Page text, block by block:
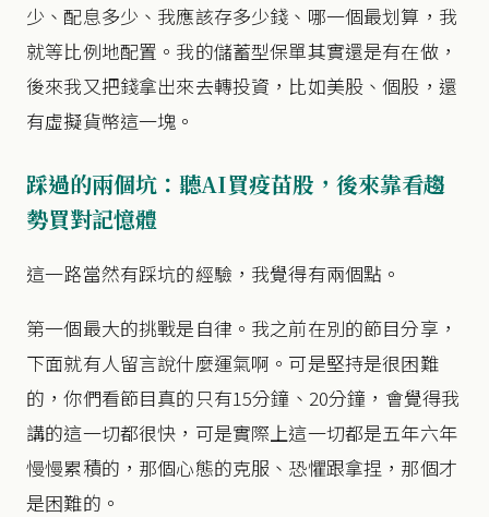
少、配息多少、我應該存多少錢、哪一個最划算，我
就等比例地配置。我的儲蓄型保單其實還是有在做，
後來我又把錢拿出來去轉投資，比如美股、個股，還
有虛擬貨幣這一塊。
踩過的兩個坑：聽AI買疫苗股，後來靠看趨
勢買對記憶體
這一路當然有踩坑的經驗，我覺得有兩個點。
第一個最大的挑戰是自律。我之前在別的節目分享，
下面就有人留言說什麼運氣啊。可是堅持是很困難
的，你們看節目真的只有15分鐘、20分鐘，會覺得我
講的這一切都很快，可是實際上這一切都是五年六年
慢慢累積的，那個心態的克服、恐懼跟拿捏，那個才
是困難的。